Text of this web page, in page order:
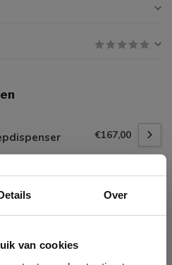
Over
van cookies
€167,00
€149,00